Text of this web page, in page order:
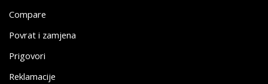
Compare
Povrat i zamjena
Prigovori
Reklamacije